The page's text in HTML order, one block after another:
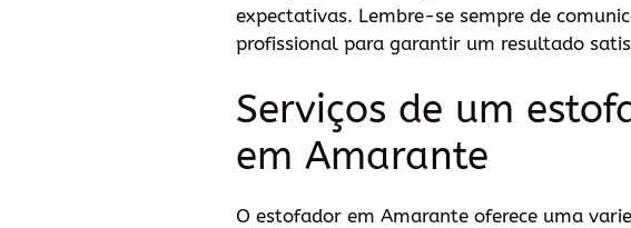
expectativas. Lembre-se sempre de
profissional para garantir um resultado
Serviços de um
em Amarante
O estofador em Amarante oferece uma